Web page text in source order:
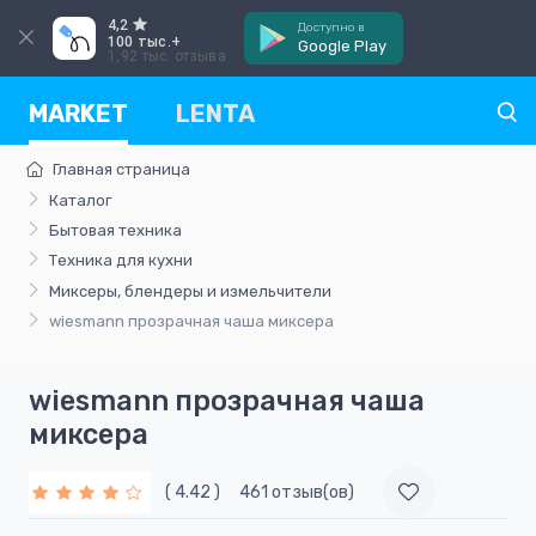
4,2
100 тыс.+
1,92 тыс. отзыва
Доступно в
Google Play
MARKET LENTA
Главная страница
Каталог
Бытовая техника
Техника для кухни
Миксеры, блендеры и измельчители
wiesmann прозрачная чаша миксера
wiesmann прозрачная чаша
миксера
( 4.42 ) 461 отзыв(ов)